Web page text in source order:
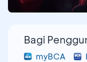
Bagi
myBCA